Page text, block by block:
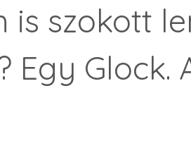
is szokott
Egy Glock.